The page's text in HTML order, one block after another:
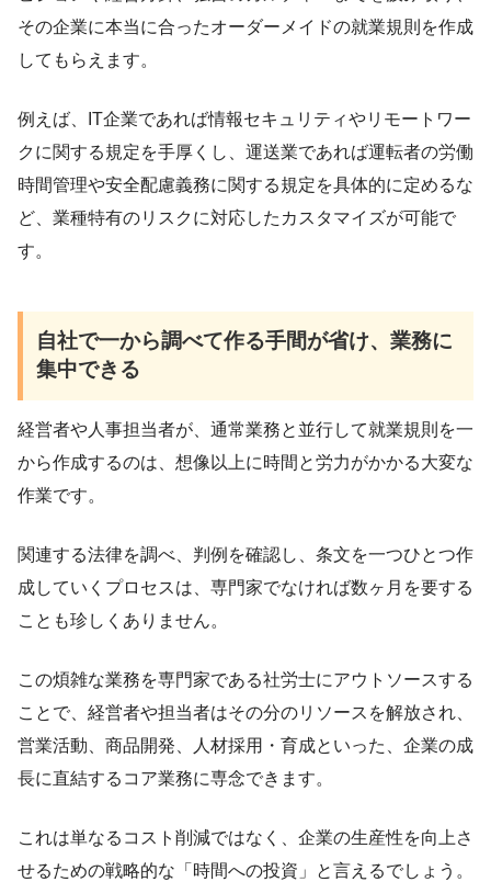
その企業に本当に合ったオーダーメイドの就業規則を作成
してもらえます。
例えば、IT企業であれば情報セキュリティやリモートワー
クに関する規定を手厚くし、運送業であれば運転者の労働
時間管理や安全配慮義務に関する規定を具体的に定めるな
ど、業種特有のリスクに対応したカスタマイズが可能で
す。
自社で一から調べて作る手間が省け、業務に
集中できる
経営者や人事担当者が、通常業務と並行して就業規則を一
から作成するのは、想像以上に時間と労力がかかる大変な
作業です。
関連する法律を調べ、判例を確認し、条文を一つひとつ作
成していくプロセスは、専門家でなければ数ヶ月を要する
ことも珍しくありません。
この煩雑な業務を専門家である社労士にアウトソースする
ことで、経営者や担当者はその分のリソースを解放され、
営業活動、商品開発、人材採用・育成といった、企業の成
長に直結するコア業務に専念できます。
これは単なるコスト削減ではなく、企業の生産性を向上さ
せるための戦略的な「時間への投資」と言えるでしょう。